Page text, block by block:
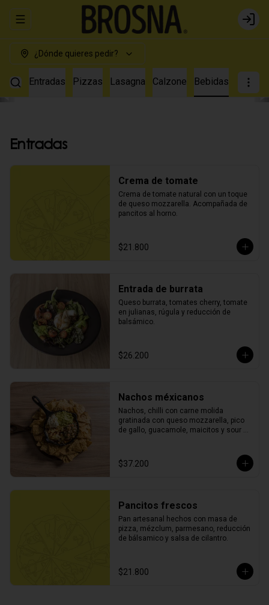
Abrir menu de navegación Login
¿Dónde quieres pedir?
Entradas Pizzas Lasagna Calzone Bebidas
Entradas
Crema de tomate
Crema de tomate natural con un toque
de queso mozzarella. Acompañada de
pancitos al horno.
$21.800
Entrada de burrata
Queso burrata, tomates cherry, tomate
en julianas, rúgula y reducción de
balsámico.
$26.200
Nachos méxicanos
Nachos, chilli con carne molida
gratinada con queso mozzarella, pico
de gallo, guacamole, maicitos y sour
$37.200
Pancitos frescos
Pan artesanal hechos con masa de
pizza, mézclum, parmesano, reducción
de bálsamico y salsa de cilantro.
$21.800